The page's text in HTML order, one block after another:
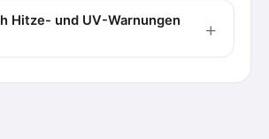
Hitze- und UV-Warnungen